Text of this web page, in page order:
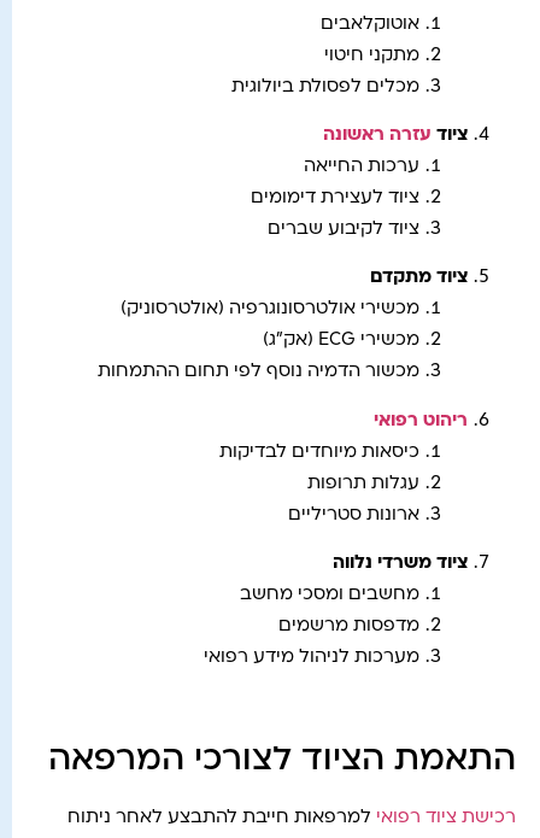
אוטוקלאבים
מתקני חיטוי
מכלים לפסולת ביולוגית
ציוד עזרה ראשונה
ערכות החייאה
ציוד לעצירת דימומים
ציוד לקיבוע שברים
ציוד מתקדם
מכשירי אולטרסונוגרפיה (אולטרסוניק)
מכשירי ECG (אק”ג)
מכשור הדמיה נוסף לפי תחום ההתמחות
ריהוט רפואי
כיסאות מיוחדים לבדיקות
עגלות תרופות
ארונות סטריליים
ציוד משרדי נלווה
מחשבים ומסכי מחשב
מדפסות מרשמים
מערכות לניהול מידע רפואי
התאמת הציוד לצורכי המרפאה
רכישת ציוד רפואי למרפאות חייבת להתבצע לאחר ניתוח